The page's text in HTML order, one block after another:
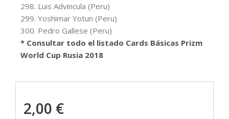
298. Luis Advincula (Peru)
299. Yoshimar Yotun (Peru)
300. Pedro Gallese (Peru)
* Consultar todo el listado Cards Básicas Prizm
World Cup Rusia 2018
2,00 €